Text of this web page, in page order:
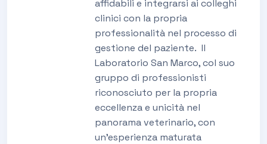
affidabili e integrarsi ai colleghi
clinici con la propria
professionalità nel processo di
gestione del paziente. Il
Laboratorio San Marco, col suo
gruppo di professionisti
riconosciuto per la propria
eccellenza e unicità nel
panorama veterinario, con
un’esperienza maturata